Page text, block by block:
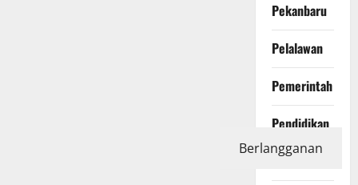
Pekanbaru
Pelalawan
Pemerintah
Pendidikan
Peristiwa
Berlangganan